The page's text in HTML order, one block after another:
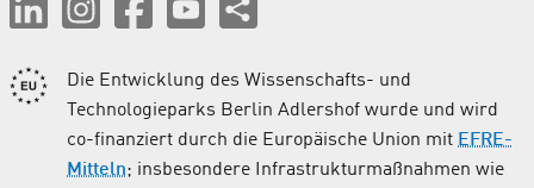
Die Entwicklung des Wissenschafts- und
Technologieparks Berlin Adlershof wurde und wird
co-finanziert durch die Europäische Union mit EFRE-
Mitteln; insbesondere Infrastrukturmaßnahmen wie